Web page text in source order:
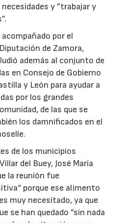
y ”trabajar y
por el
de Zamora,
además al conjunto de
en Consejo de Gobierno
y León para ayudar a
por los grandes
de las que se
los damnificados en el
de los municipios
del Buey, José María
la reunión fue
porque ese alimento
muy necesitado, ya que
se han quedado ”sin nada